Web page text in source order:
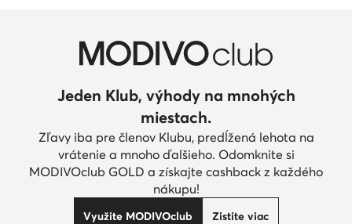
Jeden Klub, výhody na mnohých
miestach.
Zľavy iba pre členov Klubu, predĺžená lehota na
vrátenie a mnoho ďalšieho. Odomknite si
MODIVOclub GOLD a získajte cashback z každého
nákupu!
Využite MODIVOclub Zistite viac